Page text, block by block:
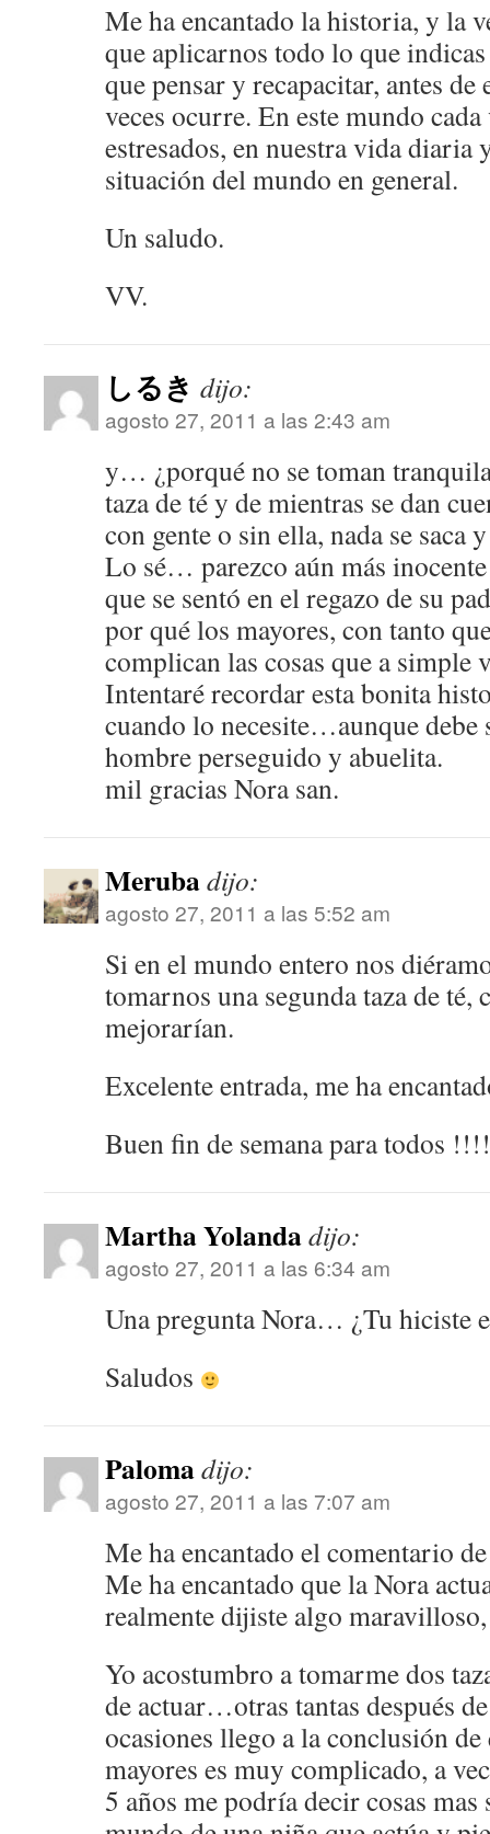
Me ha encantado la historia, y la
que aplicarnos todo lo que indicas
que pensar y recapacitar, antes
veces ocurre. En este mundo
estresados, en nuestra vida diaria
situación del mundo en general.
Un saludo.
VV.
しるき dijo:
agosto 27, 2011 a las 2:43 am
y… ¿porqué no se toman
taza de té y de mientras se dan
con gente o sin ella, nada se saca
Lo sé… parezco aún más
que se sentó en el regazo de su
por qué los mayores, con tanto
complican las cosas que a simple
Intentaré recordar esta bonita
cuando lo necesite…aunque debe
hombre perseguido y abuelita.
mil gracias Nora san.
Merubadijo:
agosto 27, 2011 a las 5:52 am
Si en el mundo entero nos
tomarnos una segunda taza de té,
mejorarían.
Excelente entrada, me ha
Buen fin de semana para todos
Martha Yolandadijo:
agosto 27, 2011 a las 6:34 am
Una pregunta Nora… ¿Tu hiciste
Saludos
Palomadijo:
agosto 27, 2011 a las 7:07 am
Me ha encantado el comentario
Me ha encantado que la Nora
realmente dijiste algo
Yo acostumbro a tomarme dos
de actuar…otras tantas después
ocasiones llego a la conclusión
mayores es muy complicado, a
5 años me podría decir cosas